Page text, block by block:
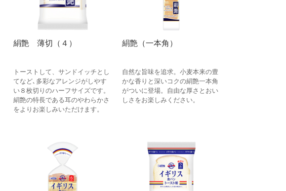
絹艶 薄切（４）
トーストして、サンドイッチとし
てなど､多彩なアレンジがしやす
い８枚切りのハーフサイズです。
絹艶の特長である耳のやわらかさ
をよりお楽しみいただけます。
絹艶（一本角）
自然な旨味を追求。小麦本来の豊
かな香りと深いコクの絹艶一本角
がついに登場。自由な厚さとおい
しさをお楽しみください。